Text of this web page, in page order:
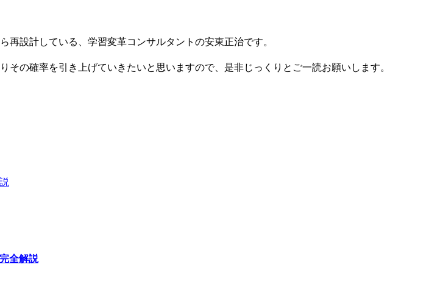
設計している、学習変革コンサルタントの安東正治です。
の確率を引き上げていきたいと思いますので、是非じっくりとご一読お願いします。
全解説